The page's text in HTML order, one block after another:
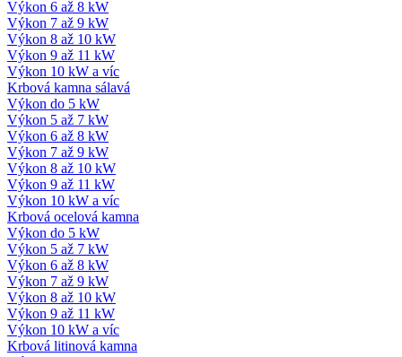
Výkon 6 až 8 kW
Výkon 7 až 9 kW
Výkon 8 až 10 kW
Výkon 9 až 11 kW
Výkon 10 kW a víc
Krbová kamna sálavá
Výkon do 5 kW
Výkon 5 až 7 kW
Výkon 6 až 8 kW
Výkon 7 až 9 kW
Výkon 8 až 10 kW
Výkon 9 až 11 kW
Výkon 10 kW a víc
Krbová ocelová kamna
Výkon do 5 kW
Výkon 5 až 7 kW
Výkon 6 až 8 kW
Výkon 7 až 9 kW
Výkon 8 až 10 kW
Výkon 9 až 11 kW
Výkon 10 kW a víc
Krbová litinová kamna